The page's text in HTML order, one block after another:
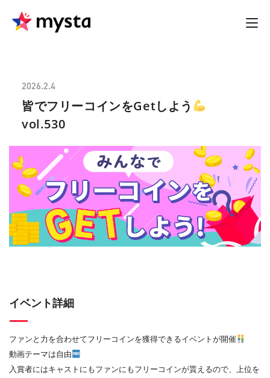
2026.2.4
皆でフリーコインをGetしよう
vol.530
イベント詳細
ファンと力を合わせてフリーコインを獲得できるイベントが開催
動画テーマは自由
入賞者にはキャストにもファンにもフリーコインが貰えるので、上位を